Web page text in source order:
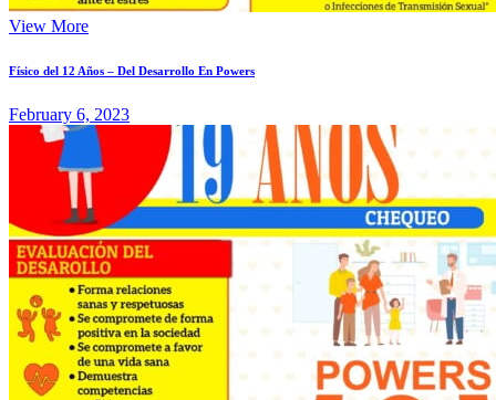
View More
Físico del 12 Años – Del Desarrollo En Powers
February 6, 2023